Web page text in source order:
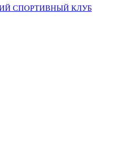
СПОРТИВНЫЙ КЛУБ